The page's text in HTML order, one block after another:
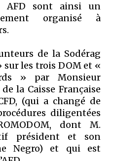
AFD sont ainsi un
organisé à
de la Sodérag
sur les trois DOM et «
» par Monsieur
la Caisse Française
(qui a changé de
diligentées
dont M.
président et son
Negro) et qui est